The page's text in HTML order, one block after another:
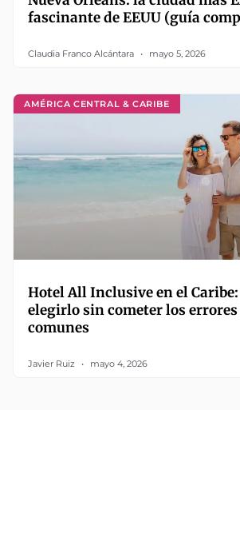
fascinante de EEUU (guía
Claudia Franco Alcántara mayo 5, 2026
AMÉRICA CENTRAL & CARIBE
Hotel All Inclusive en el
elegirlo sin cometer los errores
comunes
Javier Ruiz mayo 4, 2026